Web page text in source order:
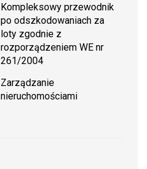
Kompleksowy przewodnik
po odszkodowaniach za
loty zgodnie z
rozporządzeniem WE nr
261/2004
Zarządzanie
nieruchomościami